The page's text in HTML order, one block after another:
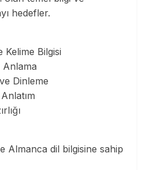
hedefler.
Kelime Bilgisi
Anlama
Dinleme
Almanca dil bilgisine sahip